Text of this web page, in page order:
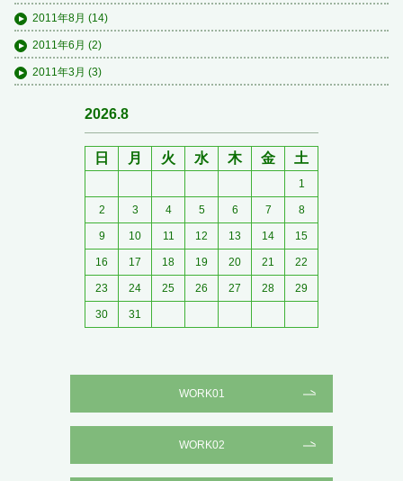
2011年8月 (14)
2011年6月 (2)
2011年3月 (3)
2026.8
日 月 火 水 木 金 土
1
2 3 4 5 6 7 8
9 10 11 12 13 14 15
16 17 18 19 20 21 22
23 24 25 26 27 28 29
30 31
WORK01
WORK02